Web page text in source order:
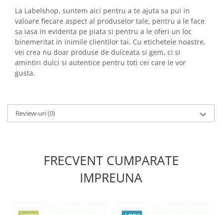
La Labelshop, suntem aici pentru a te ajuta sa pui in
valoare fiecare aspect al produselor tale, pentru a le face
sa iasa in evidenta pe piata si pentru a le oferi un loc
binemeritat in inimile clientilor tai. Cu etichetele noastre,
vei crea nu doar produse de dulceata si gem, ci si
amintiri dulci si autentice pentru toti cei care le vor
gusta.
Review-uri(0)
FRECVENT CUMPARATE
IMPREUNA